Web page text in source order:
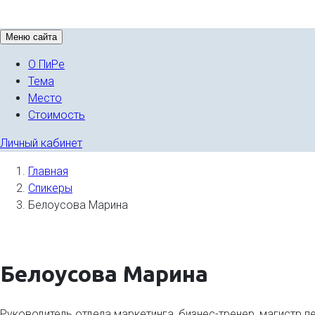
Меню сайта
О ПиРе
Тема
Место
Стоимость
Личный кабинет
Главная
Спикеры
Белоусова Марина
Белоусова Марина